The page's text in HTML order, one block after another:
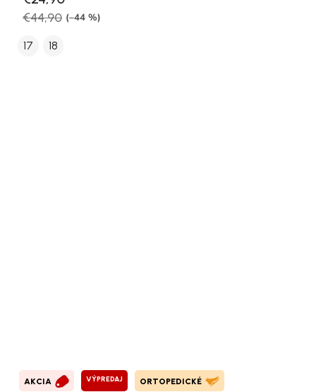
€44,90 (–44 %)
17 18
AKCIA VÝPREDAJ ORTOPEDICKÉ